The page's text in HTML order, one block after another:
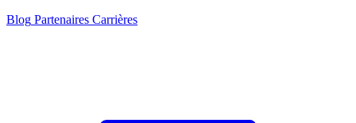
Blog Partenaires Carrières